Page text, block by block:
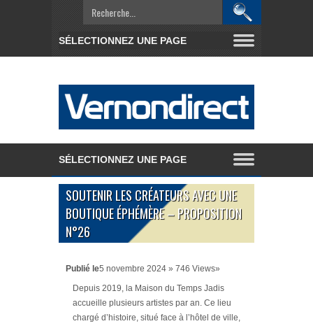
SOUTENIR LES CRÉATEURS AVEC UNE
BOUTIQUE ÉPHÉMÈRE – PROPOSITION
N°26
Publié le5 novembre 2024 » 746 Views»
Depuis 2019, la Maison du Temps Jadis
accueille plusieurs artistes par an. Ce lieu
chargé d’histoire, situé face à l’hôtel de ville,